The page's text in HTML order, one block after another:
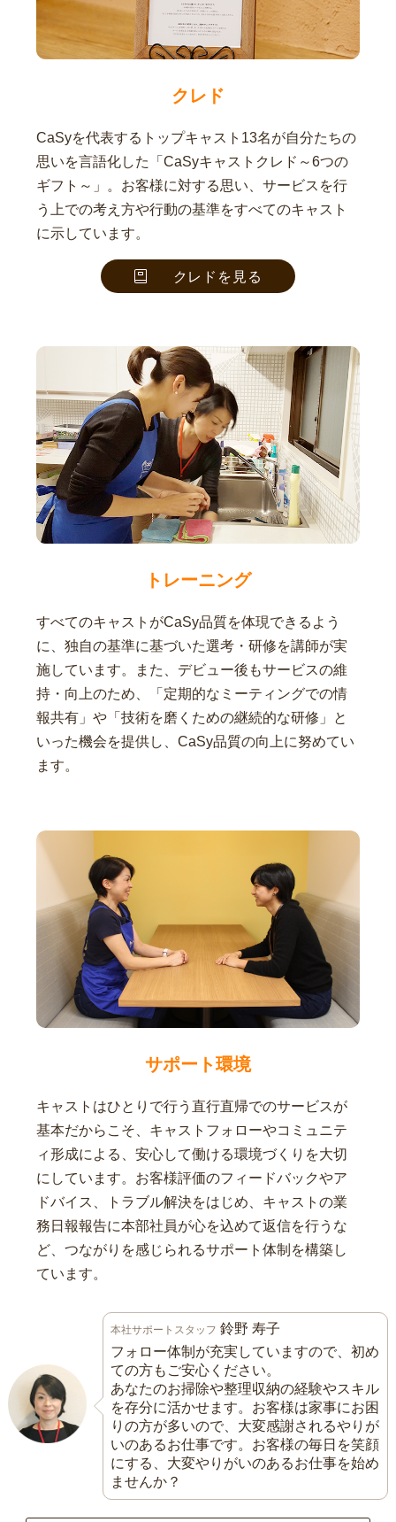
クレド
CaSyを代表するトップキャスト13名が自分たちの
思いを言語化した「CaSyキャストクレド～6つの
ギフト～」。お客様に対する思い、サービスを行
う上での考え方や行動の基準をすべてのキャスト
に示しています。
クレドを見る
トレーニング
すべてのキャストがCaSy品質を体現できるよう
に、独自の基準に基づいた選考・研修を講師が実
施しています。また、デビュー後もサービスの維
持・向上のため、「定期的なミーティングでの情
報共有」や「技術を磨くための継続的な研修」と
いった機会を提供し、CaSy品質の向上に努めてい
ます。
サポート環境
キャストはひとりで行う直行直帰でのサービスが
基本だからこそ、キャストフォローやコミュニテ
ィ形成による、安心して働ける環境づくりを大切
にしています。お客様評価のフィードバックやア
ドバイス、トラブル解決をはじめ、キャストの業
務日報報告に本部社員が心を込めて返信を行うな
ど、つながりを感じられるサポート体制を構築し
ています。
本社サポートスタッフ 鈴野 寿子
フォロー体制が充実していますので、初め
ての方もご安心ください。
あなたのお掃除や整理収納の経験やスキル
を存分に活かせます。お客様は家事にお困
りの方が多いので、大変感謝されるやりが
いのあるお仕事です。お客様の毎日を笑顔
にする、大変やりがいのあるお仕事を始め
ませんか？